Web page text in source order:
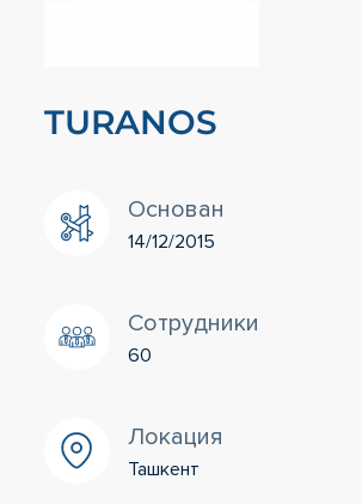
TURANOS
Основан
14/12/2015
Сотрудники
60
Локация
Ташкент